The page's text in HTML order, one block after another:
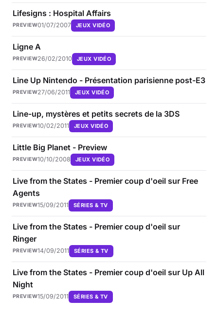
Lifesigns : Hospital Affairs
PREVIEW01/07/2007 JEUX VIDÉO
Ligne A
PREVIEW26/02/2010 JEUX VIDÉO
Line Up Nintendo - Présentation parisienne post-E3
PREVIEW27/06/2011 JEUX VIDÉO
Line-up, mystères et petits secrets de la 3DS
PREVIEW10/02/2011 JEUX VIDÉO
Little Big Planet - Preview
PREVIEW10/10/2008 JEUX VIDÉO
Live from the States - Premier coup d'oeil sur Free
Agents
PREVIEW15/09/2011 SÉRIES & TV
Live from the States - Premier coup d'oeil sur
Ringer
PREVIEW14/09/2011 SÉRIES & TV
Live from the States - Premier coup d'oeil sur Up All
Night
PREVIEW15/09/2011 SÉRIES & TV